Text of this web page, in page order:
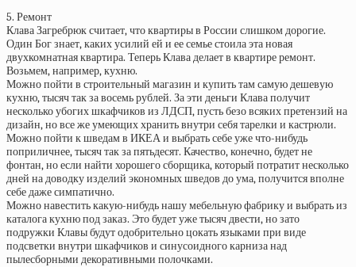
5. Ремонт
Клава Загребрюк считает, что квартиры в России слишком дорогие.
Один Бог знает, каких усилий ей и ее семье стоила эта новая
двухкомнатная квартира. Теперь Клава делает в квартире ремонт.
Возьмем, например, кухню.
Можно пойти в строительный магазин и купить там самую дешевую
кухню, тысяч так за восемь рублей. За эти деньги Клава получит
несколько убогих шкафчиков из ЛДСП, пусть безо всяких претензий на
дизайн, но все же умеющих хранить внутри себя тарелки и кастрюли.
Можно пойти к шведам в ИКЕА и выбрать себе уже что-нибудь
поприличнее, тысяч так за пятьдесят. Качество, конечно, будет не
фонтан, но если найти хорошего сборщика, который потратит несколько
дней на доводку изделий экономных шведов до ума, получится вполне
себе даже симпатично.
Можно навестить какую-нибудь нашу мебельную фабрику и выбрать из
каталога кухню под заказ. Это будет уже тысяч двести, но зато
подружки Клавы будут одобрительно цокать языками при виде
подсветки внутри шкафчиков и синусоидного карниза над
пылесборными декоративными полочками.